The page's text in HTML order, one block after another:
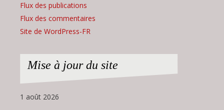
Flux des publications
Flux des commentaires
Site de WordPress-FR
Mise à jour du site
1 août 2026